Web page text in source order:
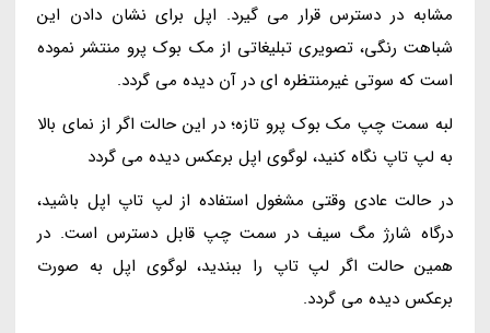
مشابه در دسترس قرار می گیرد. اپل برای نشان دادن این
شباهت رنگی، تصویری تبلیغاتی از مک بوک پرو منتشر نموده
است که سوتی غیرمنتظره ای در آن دیده می گردد.
لبه سمت چپ مک بوک پرو تازه؛ در این حالت اگر از نمای بالا
به لپ تاپ نگاه کنید، لوگوی اپل برعکس دیده می گردد
در حالت عادی وقتی مشغول استفاده از لپ تاپ اپل باشید،
درگاه شارژ مگ سیف در سمت چپ قابل دسترس است. در
همین حالت اگر لپ تاپ را ببندید، لوگوی اپل به صورت
برعکس دیده می گردد.